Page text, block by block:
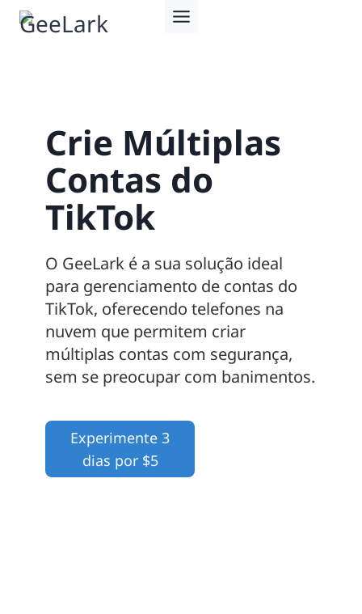
Pular
para
Crie Múltiplas
Contas do
TikTok
O GeeLark é a sua solução ideal
para gerenciamento de contas do
TikTok, oferecendo telefones na
nuvem que permitem criar
múltiplas contas com segurança,
sem se preocupar com banimentos.
Experimente 3
dias por $5